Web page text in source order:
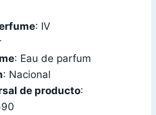
: IV
: Eau de parfum
: Nacional
de producto: